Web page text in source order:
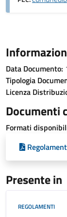
Data Documento:
Tipologia
Licenza
Documenti
Formati
Presente in
REGOLAMENTI